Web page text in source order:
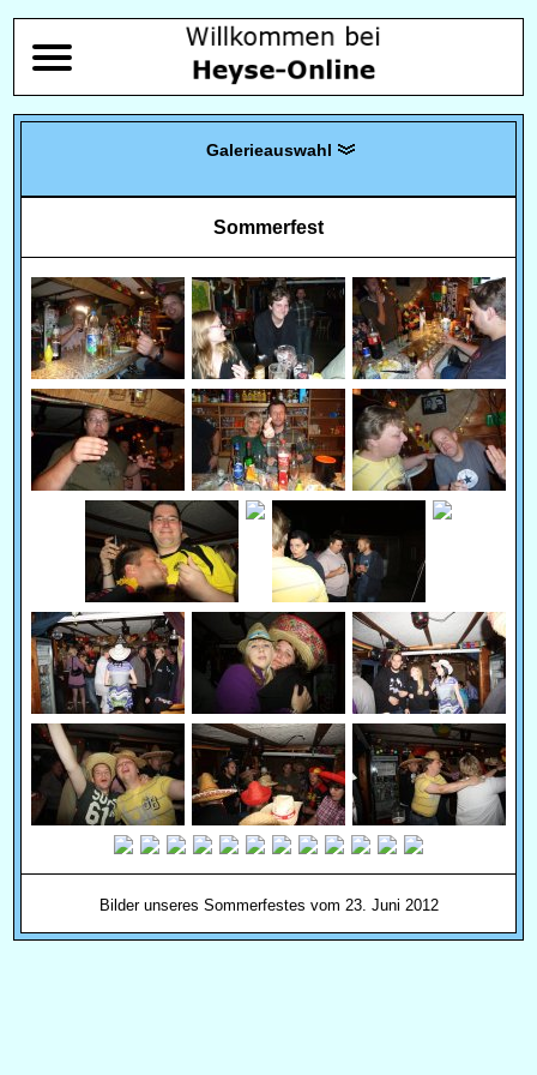
Sommerfest
Bilder unseres Sommerfestes vom 23. Juni 2012